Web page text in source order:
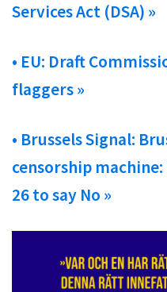
Services Act (DSA) »
• EU: Draft
flaggers »
• Brussels Signal:
censorship
26 to say No »